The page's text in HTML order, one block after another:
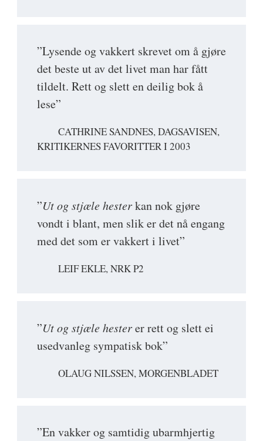
”Lysende og vakkert skrevet om å gjøre
det beste ut av det livet man har fått
tildelt. Rett og slett en deilig bok å
lese”
CATHRINE SANDNES, DAGSAVISEN,
KRITIKERNES FAVORITTER I 2003
”Ut og stjæle hesterkan nok gjøre
vondt i blant, men slik er det nå engang
med det som er vakkert i livet”
LEIF EKLE, NRK P2
”Ut og stjæle hesterer rett og slett ei
usedvanleg sympatisk bok”
OLAUG NILSSEN, MORGENBLADET
”En vakker og samtidig ubarmhjertig